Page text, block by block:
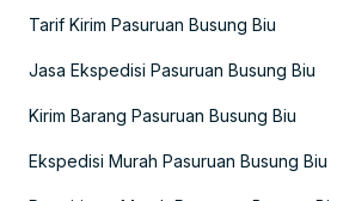
Tarif Kirim Pasuruan Busung Biu
Jasa Ekspedisi Pasuruan Busung Biu
Kirim Barang Pasuruan Busung Biu
Ekspedisi Murah Pasuruan Busung Biu